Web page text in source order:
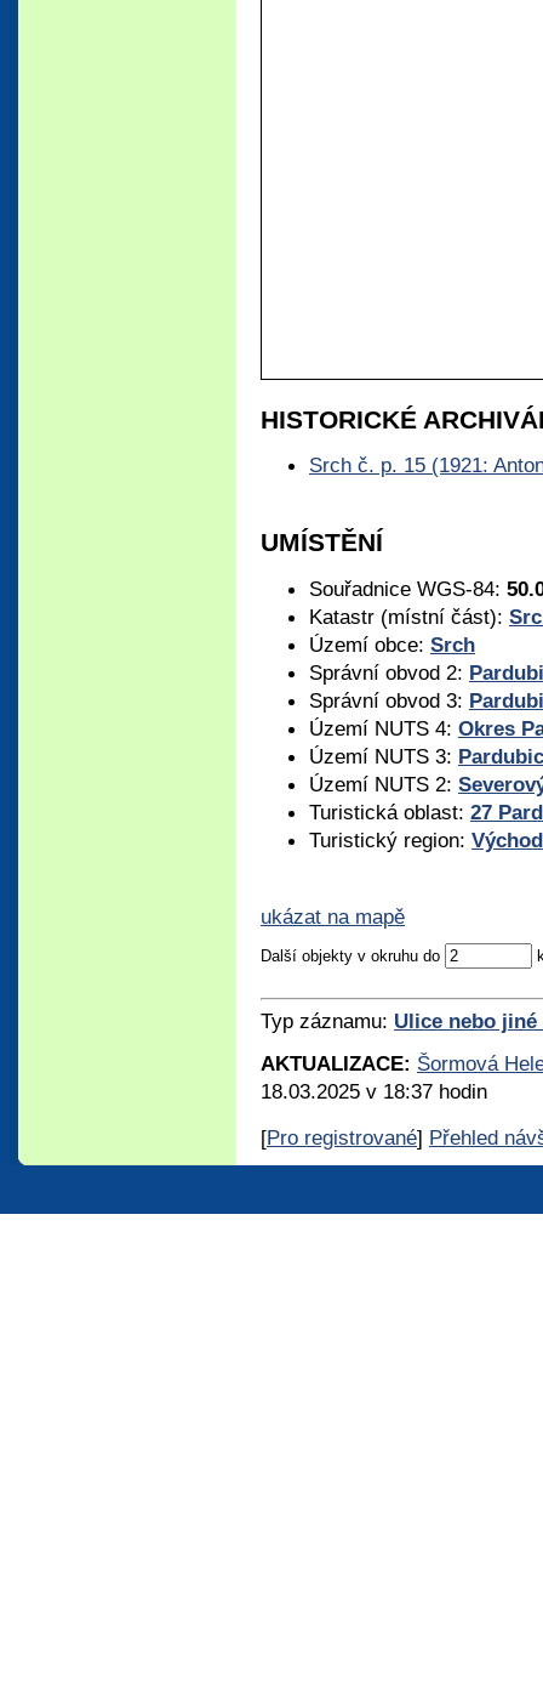
HISTORICKÉ
Srch č. p. 15 (1921:
UMÍSTĚNÍ
Souřadnice WGS-84:
Katastr (místní část):
Území obce: Srch
Správní obvod 2:
Správní obvod 3:
Území NUTS 4: Okres
Území NUTS 3:
Území NUTS 2:
Turistická oblast: 27
Turistický region:
ukázat na mapě
Další objekty v okruhu do
Typ záznamu: Ulice nebo
AKTUALIZACE: Šormová
18.03.2025 v 18:37 hodin
[Pro registrované] Přehled